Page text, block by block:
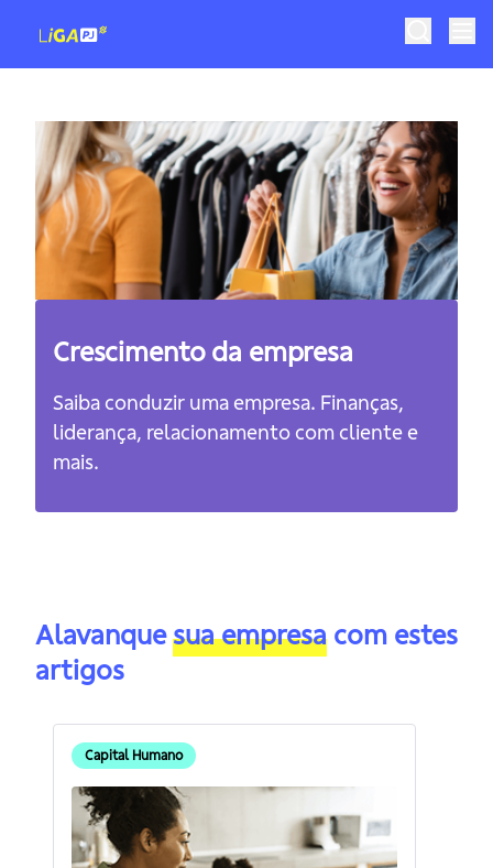
Crescimento da empresa
Saiba conduzir uma empresa. Finanças,
liderança, relacionamento com cliente e
mais.
Alavanquesua empresa com estes
artigos
Capital Humano